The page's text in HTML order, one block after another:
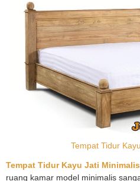
Tempat Tidur
Tempat Tidur Kayu Jati Minimalis
ruang kamar model minimalis